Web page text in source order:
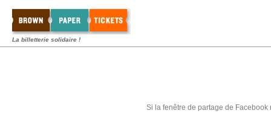
La billetterie solidaire !
Si la fenêtre de partage de